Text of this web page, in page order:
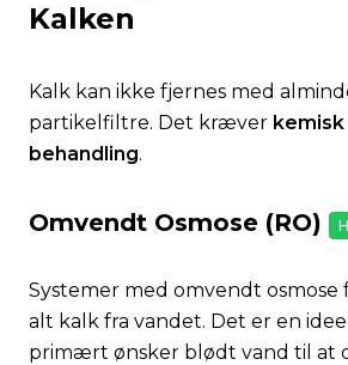
Kalken
Kalk kan ikke fjernes med
partikelfiltre. Det kræver
behandling.
Omvendt Osmose (RO)
Systemer med omvendt
alt kalk fra vandet. Det er en
primært ønsker blødt vand til at